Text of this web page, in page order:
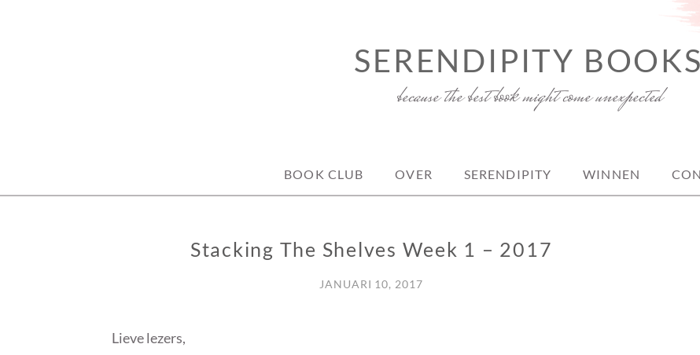
SERENDIPITY BOOKS
because the best book might come unexpected
BOOK CLUB OVER SERENDIPITY WINNEN
Stacking The Shelves Week 1 – 2017
JANUARI 10, 2017
Lieve lezers,